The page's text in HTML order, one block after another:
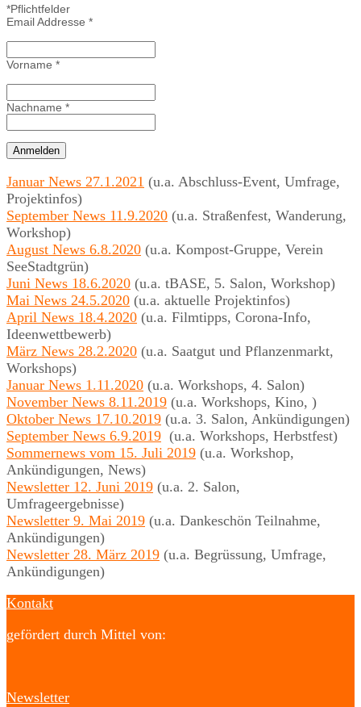
*Pflichtfelder
Email Addresse *
Vorname *
Nachname *
Januar News 27.1.2021 (u.a. Abschluss-Event, Umfrage,
Projektinfos)
September News 11.9.2020 (u.a. Straßenfest, Wanderung,
Workshop)
August News 6.8.2020 (u.a. Kompost-Gruppe, Verein
SeeStadtgrün)
Juni News 18.6.2020 (u.a. tBASE, 5. Salon, Workshop)
Mai News 24.5.2020 (u.a. aktuelle Projektinfos)
April News 18.4.2020 (u.a. Filmtipps, Corona-Info,
Ideenwettbewerb)
März News 28.2.2020 (u.a. Saatgut und Pflanzenmarkt,
Workshops)
Januar News 1.11.2020 (u.a. Workshops, 4. Salon)
November News 8.11.2019 (u.a. Workshops, Kino, )
Oktober News 17.10.2019 (u.a. 3. Salon, Ankündigungen)
September News 6.9.2019 (u.a. Workshops, Herbstfest)
Sommernews vom 15. Juli 2019 (u.a. Workshop,
Ankündigungen, News)
Newsletter 12. Juni 2019 (u.a. 2. Salon,
Umfrageergebnisse)
Newsletter 9. Mai 2019 (u.a. Dankeschön Teilnahme,
Ankündigungen)
Newsletter 28. März 2019 (u.a. Begrüssung, Umfrage,
Ankündigungen)
Kontakt
gefördert durch Mittel von:
Newsletter